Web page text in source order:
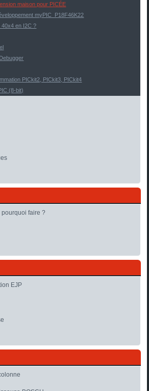
maison pour PICÉE
myPIC_P18F46K22
40x4 en I2C ?
PICkit2, PICkit3, PICkit4
(8-bit)
pourquoi faire ?
EJP